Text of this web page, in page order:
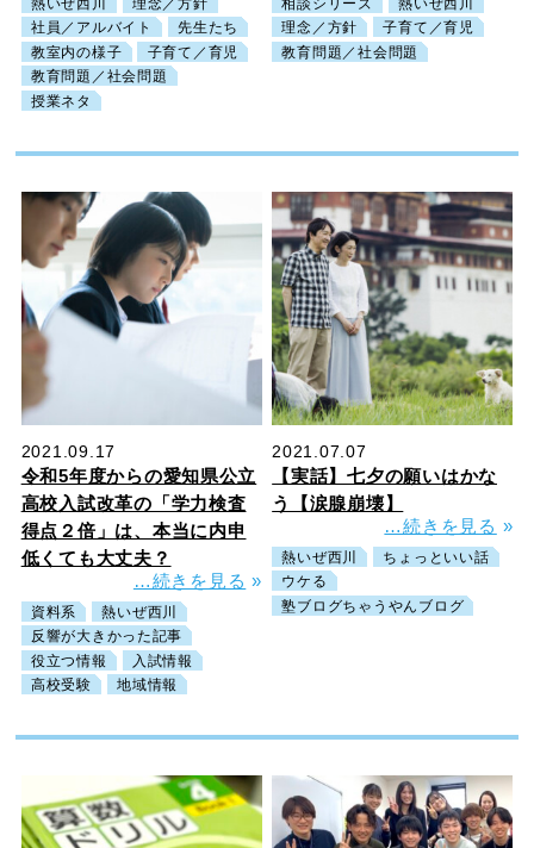
社員／アルバイト
先生たち
教室内の様子
子育て／育児
教育問題／社会問題
授業ネタ
理念／方針
子育て／育児
教育問題／社会問題
2021.09.17
令和5年度からの愛知県公立
高校入試改革の「学力検査
得点２倍」は、本当に内申
低くても大丈夫？
…続きを見る »
資料系
熱いぜ西川
反響が大きかった記事
役立つ情報
入試情報
高校受験
地域情報
2021.07.07
【実話】七夕の願いはかな
う【涙腺崩壊】
…続きを見る »
熱いぜ西川
ちょっといい話
ウケる
塾ブログちゃうやんブログ